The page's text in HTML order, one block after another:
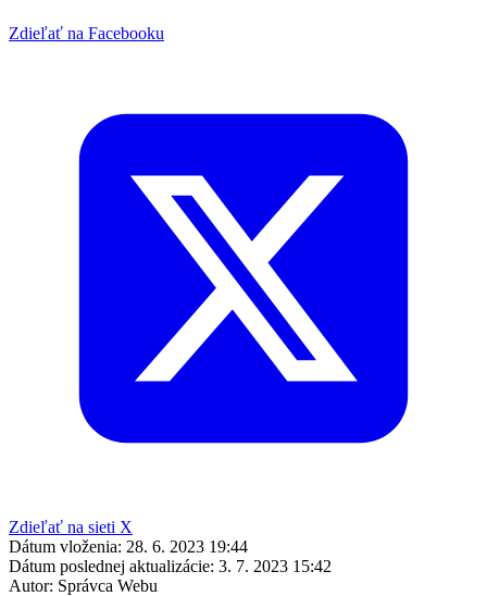
Zdieľať na Facebooku
Zdieľať na sieti X
Dátum vloženia: 28. 6. 2023 19:44
Dátum poslednej aktualizácie: 3. 7. 2023 15:42
Autor: Správca Webu